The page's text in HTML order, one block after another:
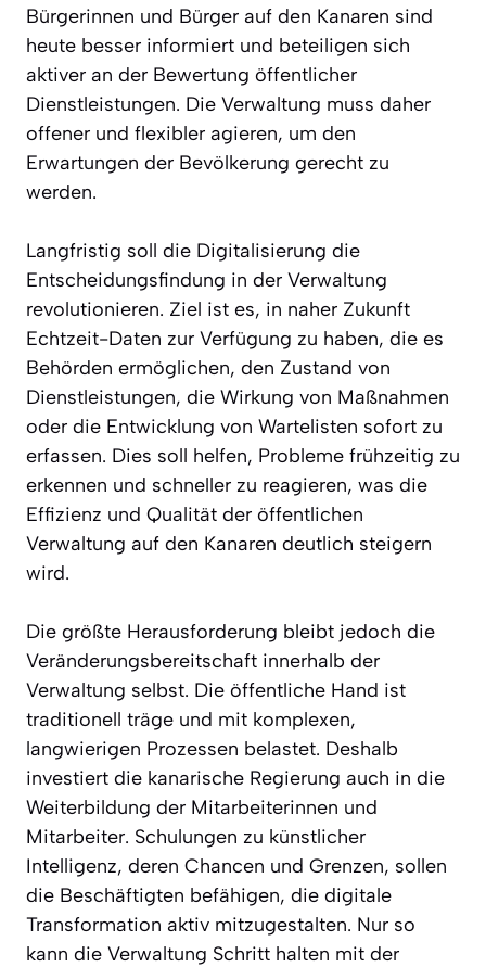
Bürgerinnen und Bürger auf den Kanaren sind
heute besser informiert und beteiligen sich
aktiver an der Bewertung öffentlicher
Dienstleistungen. Die Verwaltung muss daher
offener und flexibler agieren, um den
Erwartungen der Bevölkerung gerecht zu
werden.
Langfristig soll die Digitalisierung die
Entscheidungsfindung in der Verwaltung
revolutionieren. Ziel ist es, in naher Zukunft
Echtzeit-Daten zur Verfügung zu haben, die es
Behörden ermöglichen, den Zustand von
Dienstleistungen, die Wirkung von Maßnahmen
oder die Entwicklung von Wartelisten sofort zu
erfassen. Dies soll helfen, Probleme frühzeitig zu
erkennen und schneller zu reagieren, was die
Effizienz und Qualität der öffentlichen
Verwaltung auf den Kanaren deutlich steigern
wird.
Die größte Herausforderung bleibt jedoch die
Veränderungsbereitschaft innerhalb der
Verwaltung selbst. Die öffentliche Hand ist
traditionell träge und mit komplexen,
langwierigen Prozessen belastet. Deshalb
investiert die kanarische Regierung auch in die
Weiterbildung der Mitarbeiterinnen und
Mitarbeiter. Schulungen zu künstlicher
Intelligenz, deren Chancen und Grenzen, sollen
die Beschäftigten befähigen, die digitale
Transformation aktiv mitzugestalten. Nur so
kann die Verwaltung Schritt halten mit der